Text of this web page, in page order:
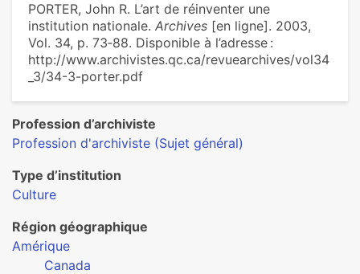
PORTER, John R. L’art de réinventer une
institution nationale. Archives [en ligne]. 2003,
Vol. 34, p. 73‑88. Disponible à l’adresse :
http://www.archivistes.qc.ca/revuearchives/vol34
_3/34-3-porter.pdf
Profession d’archiviste
Profession d'archiviste (Sujet général)
Type d’institution
Culture
Région géographique
Amérique
Canada